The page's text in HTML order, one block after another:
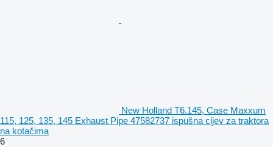
New Holland T6.145, Case Maxxum
115, 125, 135, 145 Exhaust Pipe 47582737 ispušna cijev za traktora
na kotačima
6